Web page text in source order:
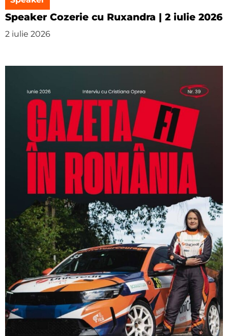
Speaker Cozerie cu Ruxandra | 2 iulie 2026
2 iulie 2026